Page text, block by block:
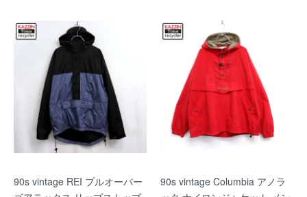
90s vintage REI プルオーバー
90s vintage Columbia アノラ